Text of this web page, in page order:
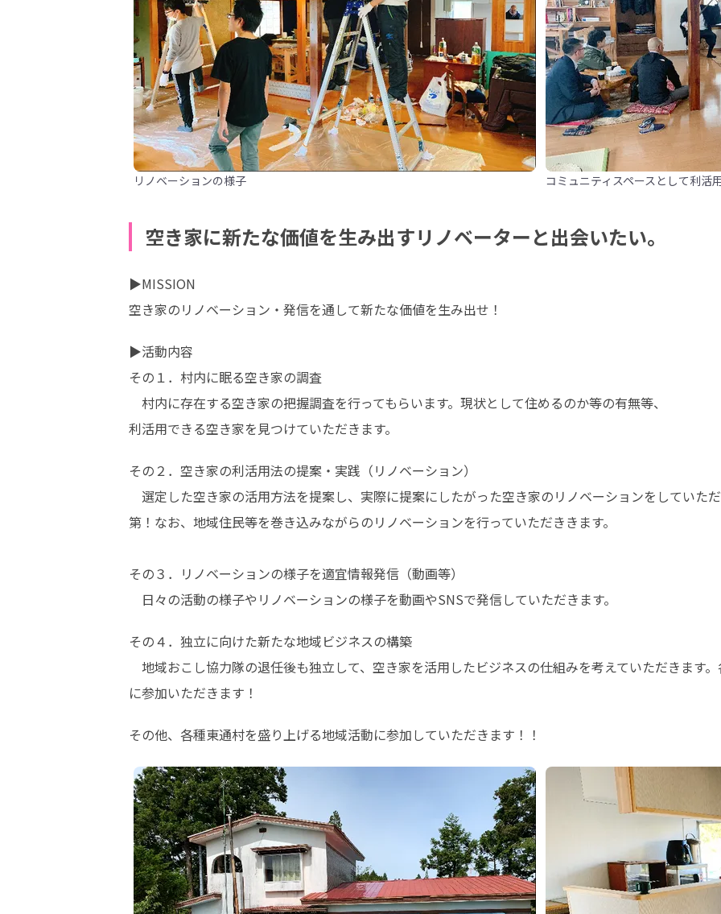
リノベーションの様子 コミュニティスペースとして利活
空き家に新たな価値を生み出すリノベーターと出会いたい。
▶MISSION
空き家のリノベーション・発信を通して新たな価値を生み出せ！
▶活動内容
その１．村内に眠る空き家の調査
村内に存在する空き家の把握調査を行ってもらいます。現状として住めるのか等の有無等、
利活用できる空き家を見つけていただきます。
その２．空き家の利活用法の提案・実践（リノベーション）
選定した空き家の活用方法を提案し、実際に提案にしたがった空き家のリノベーションをしていた
第！なお、地域住民等を巻き込みながらのリノベーションを行っていただききます。
その３．リノベーションの様子を適宜情報発信（動画等）
日々の活動の様子やリノベーションの様子を動画やSNSで発信していただきます。
その４．独立に向けた新たな地域ビジネスの構築
地域おこし協力隊の退任後も独立して、空き家を活用したビジネスの仕組みを考えていただきます
に参加いただきます！
その他、各種東通村を盛り上げる地域活動に参加していただきます！！